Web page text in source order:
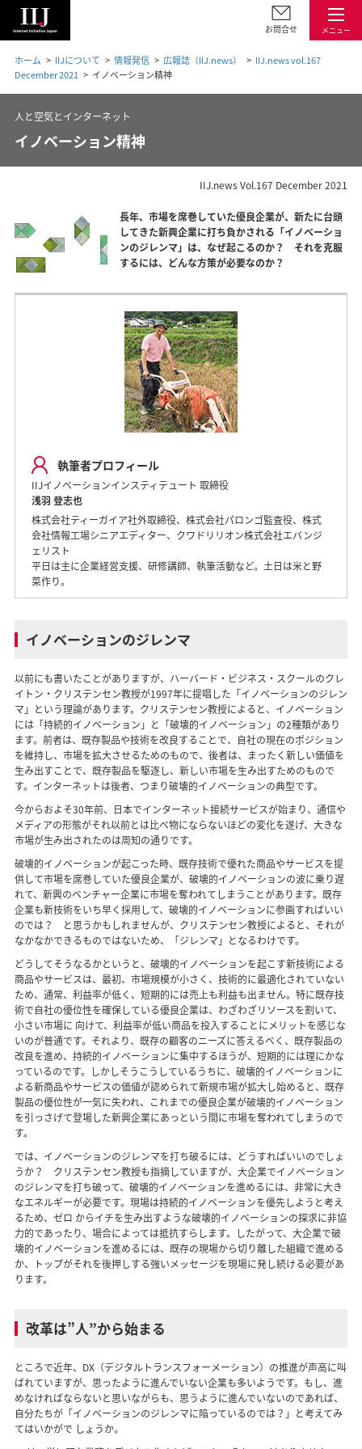
メニュー
お問合せ
ホーム IIJについて 情報発信 広報誌（IIJ.news）
IIJ.news vol.167
December 2021
イノベーション精神
人と空気とインターネット
イノベーション精神
IIJ.news Vol.167 December 2021
長年、市場を席巻していた優良企業が、新たに台頭
してきた新興企業に打ち負かされる「イノベーショ
ンのジレンマ」は、なぜ起こるのか？ それを克服
するには、どんな方策が必要なのか？
執筆者プロフィール
IIJイノベーションインスティテュート 取締役
浅羽 登志也
株式会社ティーガイア社外取締役、株式会社パロンゴ監査役、株式
会社情報工場シニアエディター、クワドリリオン株式会社エバンジ
ェリスト
平日は主に企業経営支援、研修講師、執筆活動など。土日は米と野
菜作り。
イノベーションのジレンマ
以前にも書いたことがありますが、ハーバード・ビジネス・スクールのクレ
イトン・クリステンセン教授が1997年に提唱した「イノベーションのジレン
マ」という理論があります。クリステンセン教授によると、イノベーション
には「持続的イノベーション」と「破壊的イノベーション」の2種類があり
ます。前者は、既存製品や技術を改良することで、自社の現在のポジション
を維持し、市場を拡大させるためのもので、後者は、まったく新しい価値を
生み出すことで、既存製品を駆逐し、新しい市場を生み出すためのもので
す。インターネットは後者、つまり破壊的イノベーションの典型です。
今からおよそ30年前、日本でインターネット接続サービスが始まり、通信や
メディアの形態がそれ以前とは比べ物にならないほどの変化を遂げ、大きな
市場が生み出されたのは周知の通りです。
破壊的イノベーションが起こった時、既存技術で優れた商品やサービスを提
供して市場を席巻していた優良企業が、破壊的イノベーションの波に乗り遅
れて、新興のベンチャー企業に市場を奪われてしまうことがあります。既存
企業も新技術をいち早く採用して、破壊的イノベーションに参画すればいい
のでは？ と思うかもしれませんが、クリステンセン教授によると、それが
なかなかできるものではないため、「ジレンマ」となるわけです。
どうしてそうなるかというと、破壊的イノベーションを起こす新技術による
商品やサービスは、最初、市場規模が小さく、技術的に最適化されていない
ため、通常、利益率が低く、短期的には売上も利益も出ません。特に既存技
術で自社の優位性を確保している優良企業は、わざわざリソースを割いて、
小さい市場に 向けて、利益率が低い商品を投入することにメリットを感じな
いのが普通です。それより、既存の顧客のニーズに答えるべく、既存製品の
改良を進め、持続的イノベーションに集中するほうが、短期的には理にかな
っているのです。しかしそうこうしているうちに、破壊的イノベーションに
よる新商品やサービスの価値が認められて新規市場が拡大し始めると、既存
製品の優位性が一気に失われ、これまでの優良企業が破壊的イノベーション
を引っさげて登場した新興企業にあっという間に市場を奪われてしまうので
す。
では、イノベーションのジレンマを打ち破るには、どうすればいいのでしょ
うか？ クリステンセン教授も指摘していますが、大企業でイノベーション
のジレンマを打ち破って、破壊的イノベーションを進めるには、非常に大き
なエネルギーが必要です。現場は持続的イノベーションを優先しようと考え
るため、ゼロ からイチを生み出すような破壊的イノベーションの探求に非協
力的であったり、場合によっては抵抗すらします。したがって、大企業で破
壊的イノベーションを進めるには、既存の現場から切り離した組織で進める
か、トップがそれを後押しする強いメッセージを現場に発し続ける必要があ
ります。
改革は”人”から始まる
ところで近年、DX（デジタルトランスフォーメーション）の推進が声高に叫
ばれていますが、思ったように進んでいない企業も多いようです。もし、進
めなければならないと思いながらも、思うように進んでいないのであれば、
自分たちが「イノベーションのジレンマに陥っているのでは？」と考えてみ
てはいかがで しょうか。